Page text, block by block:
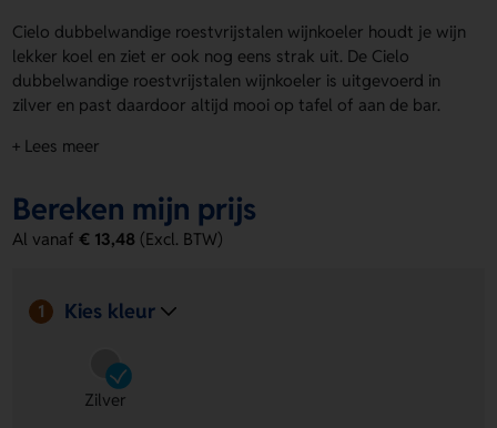
Cielo dubbelwandige roestvrijstalen wijnkoeler houdt je wijn
lekker koel en ziet er ook nog eens strak uit. De Cielo
dubbelwandige roestvrijstalen wijnkoeler is uitgevoerd in
zilver en past daardoor altijd mooi op tafel of aan de bar.
langer op temperatuur. Op de voorzijde kun je eenvoudig
of vraag een prijs op.
Voordelen van de Cielo dubbelwandige
Dubbelwandige isolatie:
Voorzijde drukpositie:
eigen ontwerp.
Strakke zilveren look:
+ Lees meer
Bereken mijn prijs
Al vanaf€ 13,48 (Excl. BTW)
1 Kies kleur
Zilver